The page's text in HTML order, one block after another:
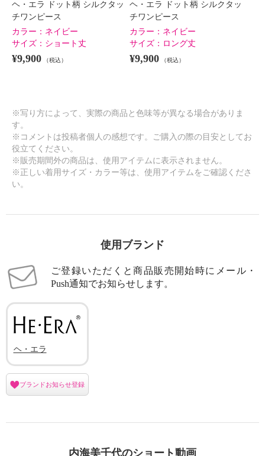
ヘ・エラ ドット柄 シルクタッ
チワンピース
カラー： ネイビー
サイズ： ショート丈
¥9,900 （税込）
ヘ・エラ ドット柄 シルクタッ
チワンピース
カラー： ネイビー
サイズ： ロング丈
¥9,900 （税込）
※写り方によって、実際の商品と色味等が異なる場合がありま
す。
※コメントは投稿者個人の感想です。ご購入の際の目安としてお
役立てください。
※販売期間外の商品は、使用アイテムに表示されません。
※正しい着用サイズ・カラー等は、使用アイテムをご確認くださ
い。
使用ブランド
ご登録いただくと商品販売開始時にメール・
Push通知でお知らせします。
ヘ・エラ
ブランドお知らせ登録
内海美千代のショート動画